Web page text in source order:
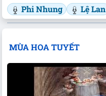
Phi Nhung Lệ Lan
MÙA HOA TUYẾT